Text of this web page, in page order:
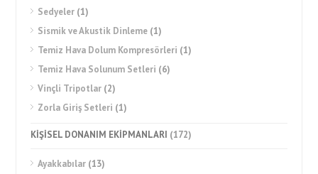
Sedyeler (1)
Sismik ve Akustik Dinleme (1)
Temiz Hava Dolum Kompresörleri (1)
Temiz Hava Solunum Setleri (6)
Vinçli Tripotlar (2)
Zorla Giriş Setleri (1)
KİŞİSEL DONANIM EKİPMANLARI (172)
Ayakkabılar (13)